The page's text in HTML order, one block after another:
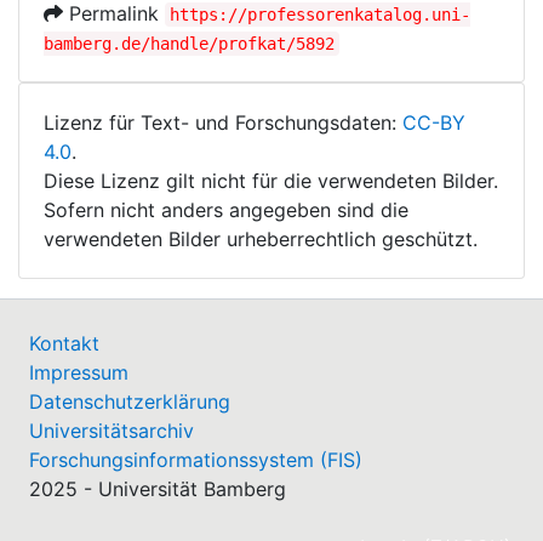
Permalink
https://professorenkatalog.uni-
bamberg.de/handle/profkat/5892
Lizenz für Text- und Forschungsdaten: CC-BY
4.0.
Diese Lizenz gilt nicht für die verwendeten Bilder.
Sofern nicht anders angegeben sind die
verwendeten Bilder urheberrechtlich geschützt.
Kontakt
Impressum
Datenschutzerklärung
Universitätsarchiv
Forschungsinformationssystem (FIS)
2025 - Universität Bamberg